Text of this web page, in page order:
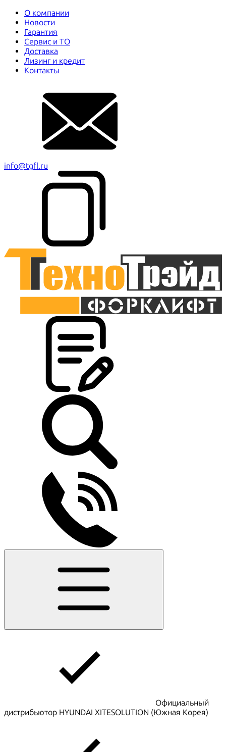
О компании
Новости
Гарантия
Сервис и ТО
Доставка
Лизинг и кредит
Контакты
info@tgfl.ru
Официальный
дистрибьютор HYUNDAI XITESOLUTION (Южная Корея)